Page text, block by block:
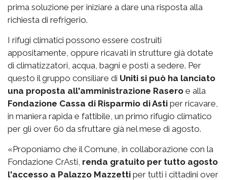
prima soluzione per iniziare a dare una risposta alla
richiesta di refrigerio.
I rifugi climatici possono essere costruiti
appositamente, oppure ricavati in strutture già dotate
di climatizzatori, acqua, bagni e posti a sedere. Per
questo il gruppo consiliare di Uniti si può ha lanciato
una proposta all'amministrazione Rasero e alla
Fondazione Cassa di Risparmio di Asti per ricavare,
in maniera rapida e fattibile, un primo rifugio climatico
per gli over 60 da sfruttare già nel mese di agosto.
«Proponiamo che il Comune, in collaborazione con la
Fondazione CrAsti, renda gratuito per tutto agosto
l'accesso a Palazzo Mazzetti per tutti i cittadini over